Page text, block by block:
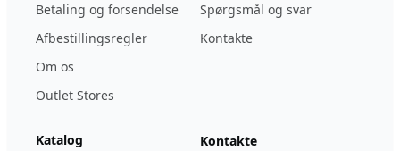
Betaling og forsendelse
Afbestillingsregler
Om os
Outlet Stores
Spørgsmål og svar
Kontakte
Katalog
Kontakte